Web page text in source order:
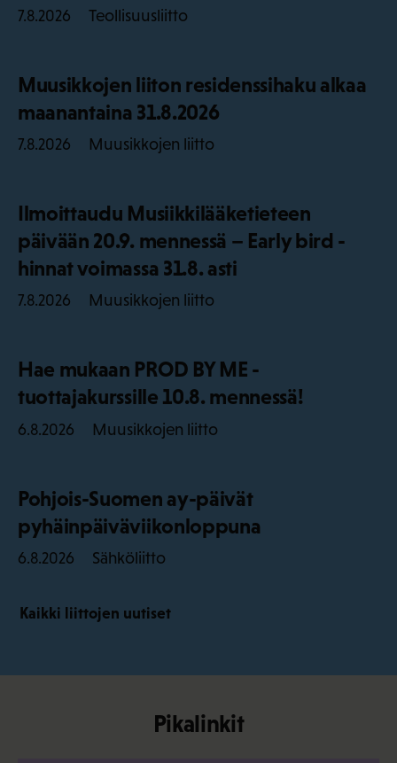
7.8.2026 Teollisuusliitto
Muusikkojen liiton residenssihaku alkaa
maanantaina 31.8.2026
7.8.2026 Muusikkojen liitto
Ilmoittaudu Musiikkilääketieteen
päivään 20.9. mennessä – Early bird -
hinnat voimassa 31.8. asti
7.8.2026 Muusikkojen liitto
Hae mukaan PROD BY ME -
tuottajakurssille 10.8. mennessä!
6.8.2026 Muusikkojen liitto
Pohjois-Suomen ay-päivät
pyhäinpäiväviikonloppuna
6.8.2026 Sähköliitto
Kaikki liittojen uutiset
Pikalinkit